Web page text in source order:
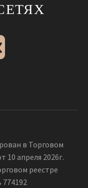
в Торговом
10 апреля 2026г.
реестре
774192